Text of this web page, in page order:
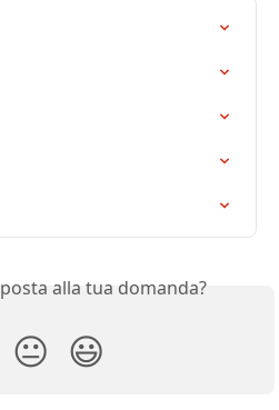
alla tua domanda?
😐 😃